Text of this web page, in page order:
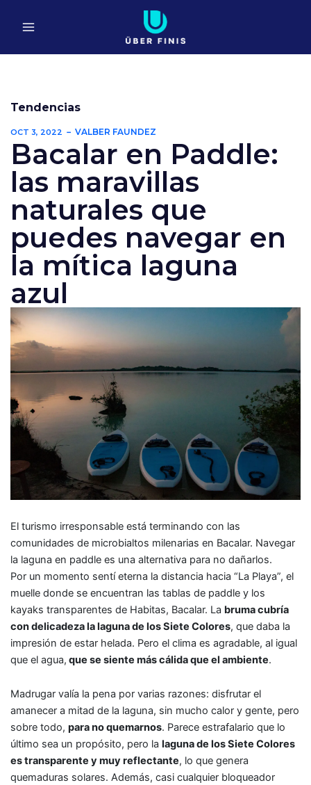
Tendencias
OCT 3, 2022 VALBER FAUNDEZ
Bacalar en Paddle:
las maravillas
naturales que
puedes navegar en
la mítica laguna
azul
El turismo irresponsable está terminando con las
comunidades de microbialtos milenarias en Bacalar. Navegar
la laguna en paddle es una alternativa para no dañarlos.
Por un momento sentí eterna la distancia hacia “La Playa”, el
muelle donde se encuentran las tablas de paddle y los
kayaks transparentes de Habitas, Bacalar. La bruma cubría
con delicadeza la laguna de los Siete Colores, que daba la
impresión de estar helada. Pero el clima es agradable, al igual
que el agua, que se siente más cálida que el ambiente.
Madrugar valía la pena por varias razones: disfrutar el
amanecer a mitad de la laguna, sin mucho calor y gente, pero
sobre todo, para no quemarnos. Parece estrafalario que lo
último sea un propósito, pero la laguna de los Siete Colores
es transparente y muy reflectante, lo que genera
quemaduras solares. Además, casi cualquier bloqueador